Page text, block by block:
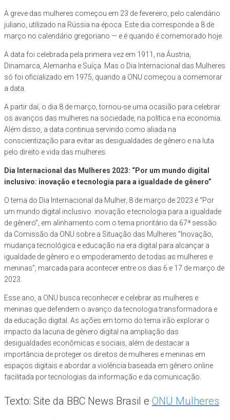
A greve das mulheres começou em 23 de fevereiro, pelo calendário
juliano, utilizado na Rússia na época. Este dia corresponde a 8 de
março no calendário gregoriano — e é quando é comemorado hoje.
A data foi celebrada pela primeira vez em 1911, na Áustria,
Dinamarca, Alemanha e Suíça. Mas o Dia Internacional das Mulheres
só foi oficializado em 1975, quando a ONU começou a comemorar
a data.
A partir daí, o dia 8 de março, tornou-se uma ocasião para celebrar
os avanços das mulheres na sociedade, na política e na economia.
Além disso, a data continua servindo como aliada na
conscientização para evitar as desigualdades de gênero e na luta
pelo direito e vida das mulheres.
Dia Internacional das Mulheres 2023: “Por um mundo digital
inclusivo: inovação e tecnologia para a igualdade de gênero”
O tema do Dia Internacional da Mulher, 8 de março de 2023 é “Por
um mundo digital inclusivo: inovação e tecnologia para a igualdade
de gênero”, em alinhamento com o tema prioritário da 67ª sessão
da Comissão da ONU sobre a Situação das Mulheres “Inovação,
mudança tecnológica e educação na era digital para alcançar a
igualdade de gênero e o empoderamento de todas as mulheres e
meninas”, marcada para acontecer entre os dias 6 e 17 de março de
2023.
Esse ano, a ONU busca reconhecer e celebrar as mulheres e
meninas que defendem o avanço da tecnologia transformadora e
da educação digital. As ações em torno do tema irão explorar o
impacto da lacuna de gênero digital na ampliação das
desigualdades econômicas e sociais, além de destacar a
importância de proteger os direitos de mulheres e meninas em
espaços digitais e abordar a violência baseada em gênero online
facilitada por tecnologias da informação e da comunicação.
Texto: Site da BBC News Brasil e ONU Mulheres